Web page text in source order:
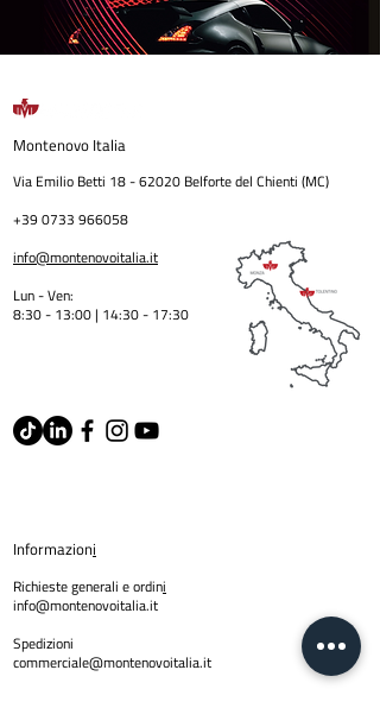
Montenovo Italia
Via Emilio Betti 18 - 62020 Belforte del Chienti (MC)
+39 0733 966058
info@montenovoitalia.it
Lun - Ven:
8:30 - 13:00 | 14:30 - 17:30
Informazioni
Richieste generali e ordini
info@montenovoitalia.it
Spedizioni
commerciale@montenovoitalia.it